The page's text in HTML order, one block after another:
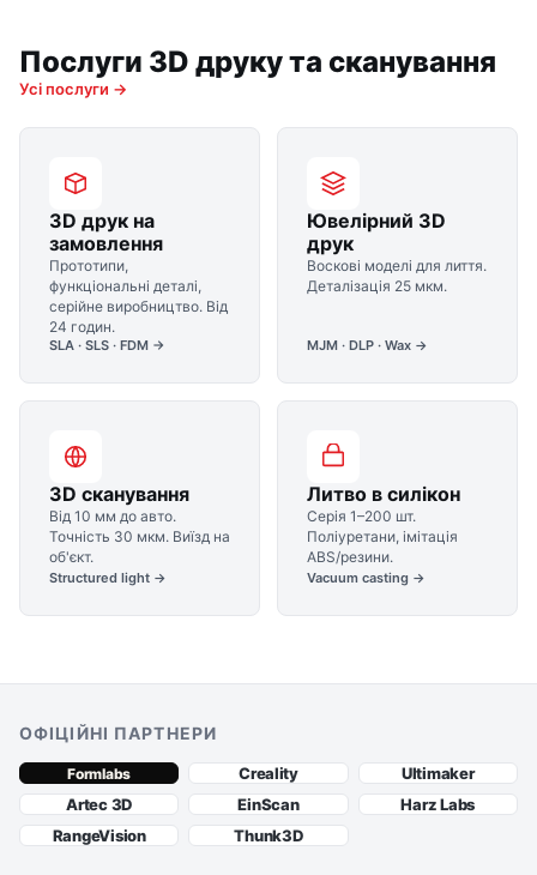
Послуги 3D друку та сканування
Усі послуги →
3D друк на
замовлення
Прототипи,
функціональні деталі,
серійне виробництво. Від
24 годин.
SLA · SLS · FDM →
Ювелірний 3D
друк
Воскові моделі для лиття.
Деталізація 25 мкм.
MJM · DLP · Wax →
3D сканування
Від 10 мм до авто.
Точність 30 мкм. Виїзд на
об'єкт.
Structured light →
Литво в силікон
Серія 1–200 шт.
Поліуретани, імітація
ABS/резини.
Vacuum casting →
ОФІЦІЙНІ ПАРТНЕРИ
Formlabs Creality
Ultimaker
Artec 3D
EinScan
Harz Labs
RangeVision
Thunk3D